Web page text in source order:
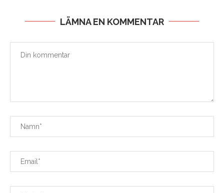
LÄMNA EN KOMMENTAR